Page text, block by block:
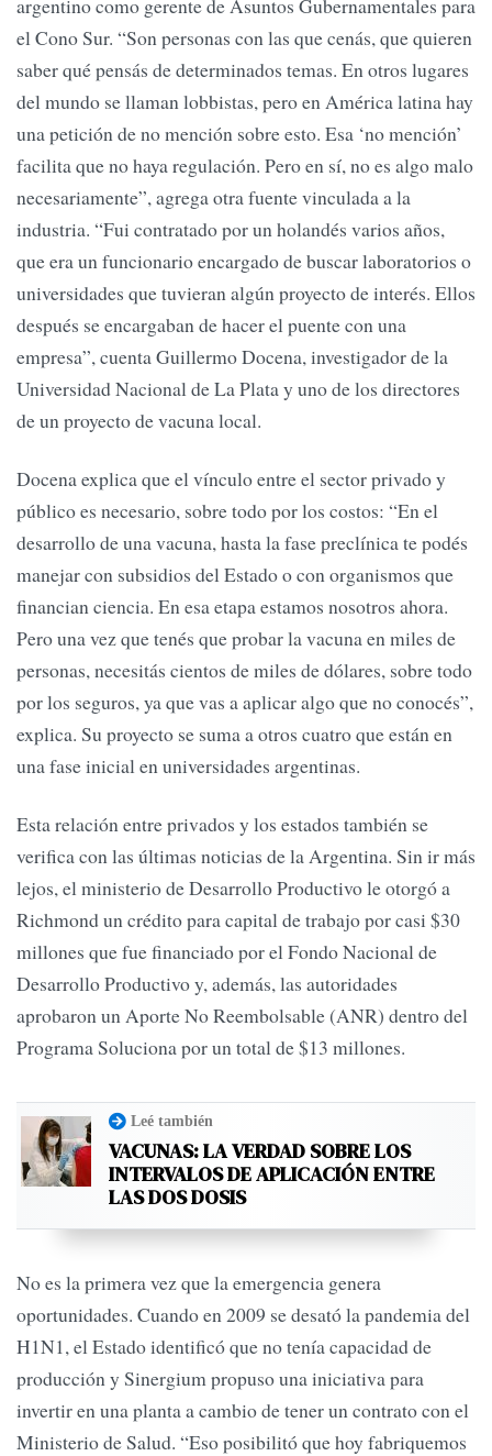
el Cono Sur. “Son personas con las que cenás, que quieren
saber qué pensás de determinados temas. En otros lugares
del mundo se llaman lobbistas, pero en América latina hay
una petición de no mención sobre esto. Esa ‘no mención’
facilita que no haya regulación. Pero en sí, no es algo malo
necesariamente”, agrega otra fuente vinculada a la
industria. “Fui contratado por un holandés varios años,
que era un funcionario encargado de buscar laboratorios o
universidades que tuvieran algún proyecto de interés. Ellos
después se encargaban de hacer el puente con una
empresa”, cuenta Guillermo Docena, investigador de la
Universidad Nacional de La Plata y uno de los directores
de un proyecto de vacuna local.
Docena explica que el vínculo entre el sector privado y
público es necesario, sobre todo por los costos: “En el
desarrollo de una vacuna, hasta la fase preclínica te podés
manejar con subsidios del Estado o con organismos que
financian ciencia. En esa etapa estamos nosotros ahora.
Pero una vez que tenés que probar la vacuna en miles de
personas, necesitás cientos de miles de dólares, sobre todo
por los seguros, ya que vas a aplicar algo que no conocés”,
explica. Su proyecto se suma a otros cuatro que están en
una fase inicial en universidades argentinas.
Esta relación entre privados y los estados también se
verifica con las últimas noticias de la Argentina. Sin ir más
lejos, el ministerio de Desarrollo Productivo le otorgó a
Richmond un crédito para capital de trabajo por casi $30
millones que fue financiado por el Fondo Nacional de
Desarrollo Productivo y, además, las autoridades
aprobaron un Aporte No Reembolsable (ANR) dentro del
Programa Soluciona por un total de $13 millones.
Leé también
VACUNAS: LA VERDAD SOBRE LOS
INTERVALOS DE APLICACIÓN ENTRE
LAS DOS DOSIS
No es la primera vez que la emergencia genera
oportunidades. Cuando en 2009 se desató la pandemia del
H1N1, el Estado identificó que no tenía capacidad de
producción y Sinergium propuso una iniciativa para
invertir en una planta a cambio de tener un contrato con el
Ministerio de Salud. “Eso posibilitó que hoy fabriquemos